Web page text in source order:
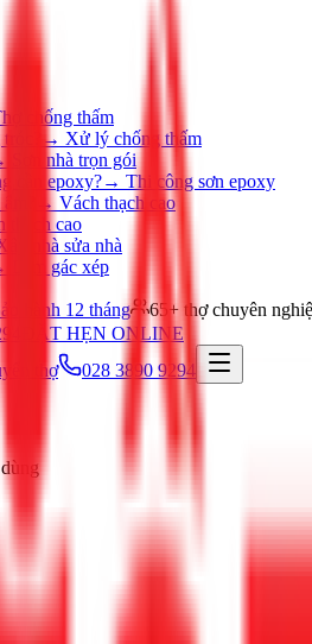
chống thấm
→ Xử lý chống thấm
Sơn nhà trọn gói
cần epoxy?→ Thi công sơn epoxy
→ Vách thạch cao
thạch cao
nhà sửa nhà
Làm gác xép
hành 12 tháng
65+ thợ chuyên
ĐẶT HẸN ONLINE
thợ
028 3890 9294